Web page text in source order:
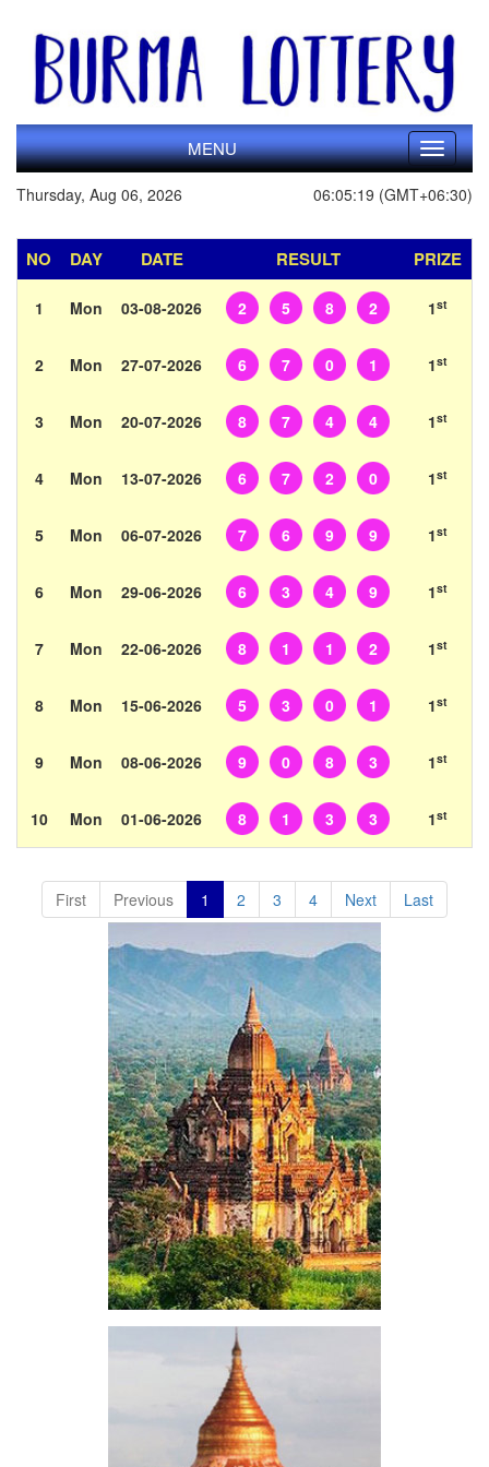
MENU
Toggle
Thursday, Aug 06, 2026
06:05:19 (GMT+06:30)
NO DAY DATE RESULT PRIZE
1 Mon 03-08-2026 2 5 8 2 1st
2 Mon 27-07-2026 6 7 0 1 1st
3 Mon 20-07-2026 8 7 4 4 1st
4 Mon 13-07-2026 6 7 2 0 1st
5 Mon 06-07-2026 7 6 9 9 1st
6 Mon 29-06-2026 6 3 4 9 1st
7 Mon 22-06-2026 8 1 1 2 1st
8 Mon 15-06-2026 5 3 0 1 1st
9 Mon 08-06-2026 9 0 8 3 1st
10 Mon 01-06-2026 8 1 3 3 1st
First Previous 1 2 3 4 Next Last